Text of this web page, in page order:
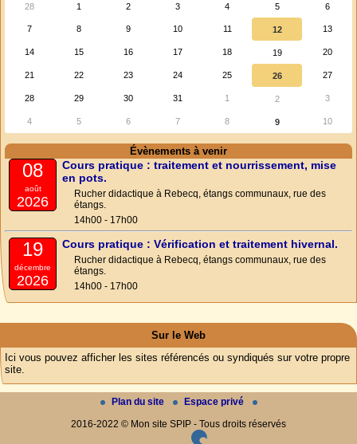
28 1 2 3 4 5 6
7 8 9 10 11 12 13
14 15 16 17 18 19 20
21 22 23 24 25 26 27
28 29 30 31 1 2 3
4 5 6 7 8 9 10
Évènements à venir
08
août
2026
Cours pratique : traitement et nourrissement, mise
en pots.
Rucher didactique à Rebecq, étangs communaux, rue des
étangs.
14h00 - 17h00
19
décembre
2026
Cours pratique : Vérification et traitement hivernal.
Rucher didactique à Rebecq, étangs communaux, rue des
étangs.
14h00 - 17h00
Sur le Web
Ici vous pouvez afficher les sites référencés ou syndiqués sur votre propre
site.
Plan du site
Espace privé
2016-2022 © Mon site SPIP - Tous droits réservés